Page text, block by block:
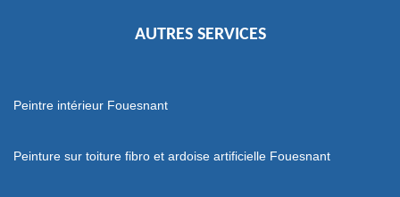
AUTRES SERVICES
Peintre intérieur Fouesnant
Peinture sur toiture fibro et ardoise artificielle Fouesnant